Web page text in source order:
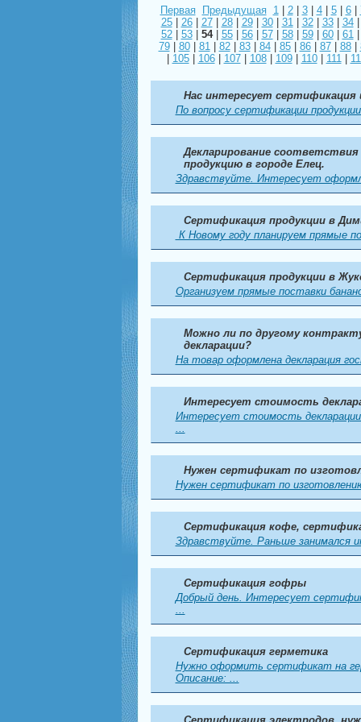
Первая Предыдущая 1| 2| 3| 4| 5| 6|
25| 26| 27| 28| 29| 30| 31| 32| 33| 34
52| 53| 54| 55| 56| 57| 58| 59| 60| 61
79| 80| 81| 82| 83| 84| 85| 86| 87| 88|
105| 106| 107| 108| 109| 110| 111|
Нас интересует сертификация
По вопросу сертификации
Декларирование
продукцию в городе Елец.
Здравствуйте. Интересует
Сертификация продукции в
К Новому году планируем прямые
Сертификация продукции в
Организуем прямые поставки
Можно ли по другому
декларации?
На товар оформлена декларация
Интересует стоимость
Интересует стоимость
...
Нужен сертификат по
Нужен сертификат по
Сертификация кофе,
Здравствуйте. Раньше занимался
Сертификация гофры
Добрый день. Интересует
...
Сертификация герметика
Нужно оформить сертификат на
Описание: ...